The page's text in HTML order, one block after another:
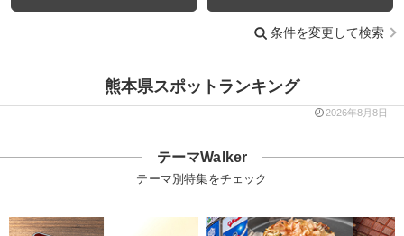
条件を変更して検索
熊本県スポットランキング
2026年8月8日
テーマWalker
テーマ別特集をチェック